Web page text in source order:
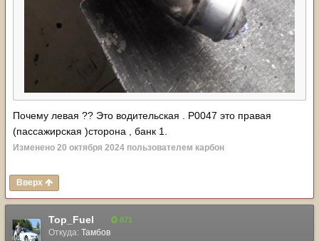
Почему левая ?? Это водительская . Р0047 это правая
(пассажирская )сторона , банк 1.
Изменено 20 октября 2024 пользователем карбон
Вверх
Top_Fuel 871
Откуда: Тамбов